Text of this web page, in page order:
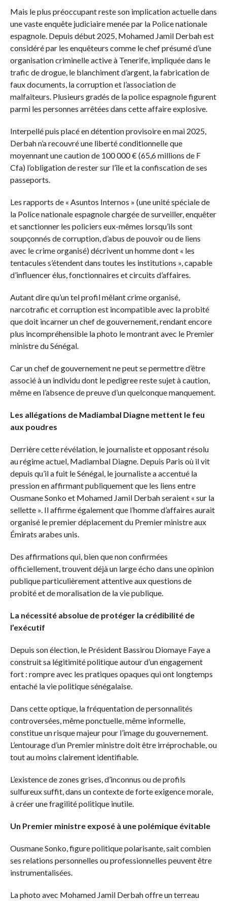
Mais le plus préoccupant reste son implication actuelle dans
une vaste enquête judiciaire menée par la Police nationale
espagnole. Depuis début 2025, Mohamed Jamil Derbah est
considéré par les enquêteurs comme le chef présumé d’une
organisation criminelle active à Tenerife, impliquée dans le
trafic de drogue, le blanchiment d’argent, la fabrication de
faux documents, la corruption et l’association de
malfaiteurs. Plusieurs gradés de la police espagnole figurent
parmi les personnes arrêtées dans cette affaire explosive.
Interpellé puis placé en détention provisoire en mai 2025,
Derbah n’a recouvré une liberté conditionnelle que
moyennant une caution de 100 000 € (65,6 millions de F
Cfa) l’obligation de rester sur l’île et la confiscation de ses
passeports.
Les rapports de « Asuntos Internos » (une unité spéciale de
la Police nationale espagnole chargée de surveiller, enquêter
et sanctionner les policiers eux-mêmes lorsqu’ils sont
soupçonnés de corruption, d’abus de pouvoir ou de liens
avec le crime organisé) décrivent un homme dont « les
tentacules s’étendent dans toutes les institutions », capable
d’influencer élus, fonctionnaires et circuits d’affaires.
Autant dire qu’un tel profil mêlant crime organisé,
narcotrafic et corruption est incompatible avec la probité
que doit incarner un chef de gouvernement, rendant encore
plus incompréhensible la photo le montrant avec le Premier
ministre du Sénégal.
Car un chef de gouvernement ne peut se permettre d’être
associé à un individu dont le pedigree reste sujet à caution,
même en l’absence de preuve d’un quelconque manquement.
Les allégations de Madiambal Diagne mettent le feu
aux poudres
Derrière cette révélation, le journaliste et opposant résolu
au régime actuel, Madiambal Diagne. Depuis Paris où il vit
depuis qu’il a fuit le Sénégal, le journaliste a accentué la
pression en affirmant publiquement que les liens entre
Ousmane Sonko et Mohamed Jamil Derbah seraient « sur la
sellette ». Il affirme également que l’homme d’affaires aurait
organisé le premier déplacement du Premier ministre aux
Émirats arabes unis.
Des affirmations qui, bien que non confirmées
officiellement, trouvent déjà un large écho dans une opinion
publique particulièrement attentive aux questions de
probité et de moralisation de la vie publique.
La nécessité absolue de protéger la crédibilité de
l’exécutif
Depuis son élection, le Président Bassirou Diomaye Faye a
construit sa légitimité politique autour d’un engagement
fort : rompre avec les pratiques opaques qui ont longtemps
entaché la vie politique sénégalaise.
Dans cette optique, la fréquentation de personnalités
controversées, même ponctuelle, même informelle,
constitue un risque majeur pour l’image du gouvernement.
L’entourage d’un Premier ministre doit être irréprochable, ou
tout au moins clairement identifiable.
L’existence de zones grises, d’inconnus ou de profils
sulfureux suffit, dans un contexte de forte exigence morale,
à créer une fragilité politique inutile.
Un Premier ministre exposé à une polémique évitable
Ousmane Sonko, figure politique polarisante, sait combien
ses relations personnelles ou professionnelles peuvent être
instrumentalisées.
La photo avec Mohamed Jamil Derbah offre un terreau